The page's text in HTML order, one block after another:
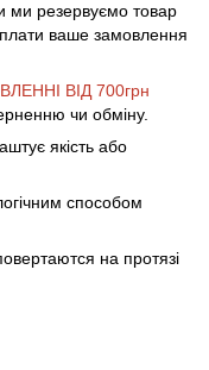
ми резервуємо товар
ваше замовлення
ВІД 700грн
чи обміну.
якість або
способом
на протязі